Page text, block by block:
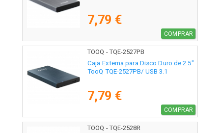
7,79 €
COMPRAR
TOOQ - TQE-2527PB
Caja Externa para Disco Duro de 2.5"
TooQ TQE-2527PB/ USB 3.1
7,79 €
COMPRAR
TOOQ - TQE-2528R